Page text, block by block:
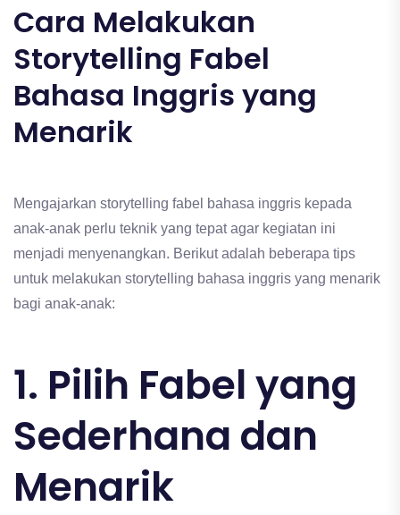
Cara Melakukan
Storytelling Fabel
Bahasa Inggris yang
Menarik
Mengajarkan storytelling fabel bahasa inggris kepada
anak-anak perlu teknik yang tepat agar kegiatan ini
menjadi menyenangkan. Berikut adalah beberapa tips
untuk melakukan storytelling bahasa inggris yang menarik
bagi anak-anak:
1. Pilih Fabel yang
Sederhana dan
Menarik